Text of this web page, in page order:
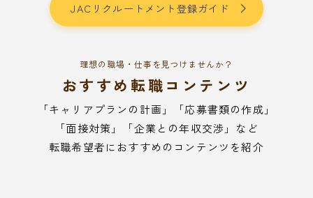
JACリクルートメント登録ガイド
理想の職場・仕事を見つけませんか？
おすすめ転職コンテンツ
「キャリアプランの計画」「応募書類の作成」
「面接対策」「企業との年収交渉」など
転職希望者におすすめのコンテンツを紹介